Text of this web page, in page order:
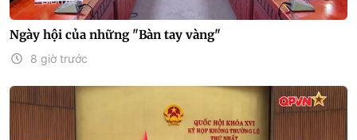
Ngày hội của những "Bàn tay vàng"
8 giờ trước